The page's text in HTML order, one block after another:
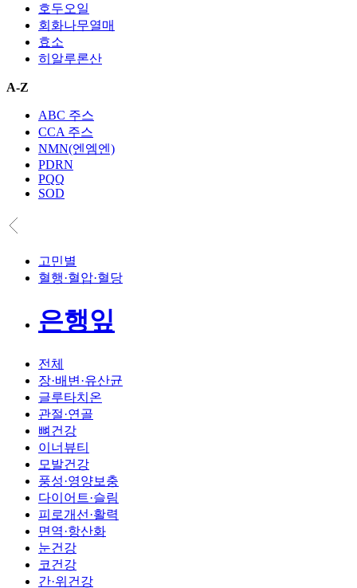
호두오일
회화나무열매
효소
히알루론산
A-Z
ABC 주스
CCA 주스
NMN(엔엠엔)
PDRN
PQQ
SOD
고민별
혈행·혈압·혈당
은행잎
전체
장·배변·유산균
글루타치온
관절·연골
뼈건강
이너뷰티
모발건강
풍성·영양보충
다이어트·슬림
피로개선·활력
면역·항산화
눈건강
코건강
간·위건강